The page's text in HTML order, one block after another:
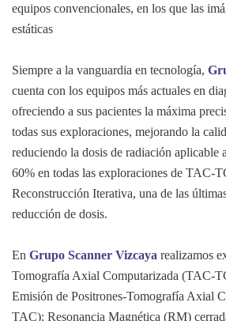
equipos convencionales, en los que las
estáticas
Siempre a la vanguardia en tecnología,
cuenta con los equipos más actuales en
ofreciendo a sus pacientes la máxima
todas sus exploraciones, mejorando la
reduciendo la dosis de radiación aplicable
60% en todas las exploraciones de TAC-
Reconstrucción Iterativa, una de las
reducción de dosis.
En Grupo Scanner Vizcaya realizamos
Tomografía Axial Computarizada (TAC-
Emisión de Positrones-Tomografía Axial
TAC); Resonancia Magnética (RM)